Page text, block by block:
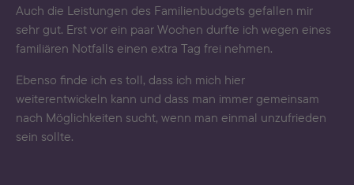
Auch die Leistungen des Familienbudgets gefallen mir
sehr gut. Erst vor ein paar Wochen durfte ich wegen eines
familiären Notfalls einen extra Tag frei nehmen.
Ebenso finde ich es toll, dass ich mich hier
weiterentwickeln kann und dass man immer gemeinsam
nach Möglichkeiten sucht, wenn man einmal unzufrieden
sein sollte.